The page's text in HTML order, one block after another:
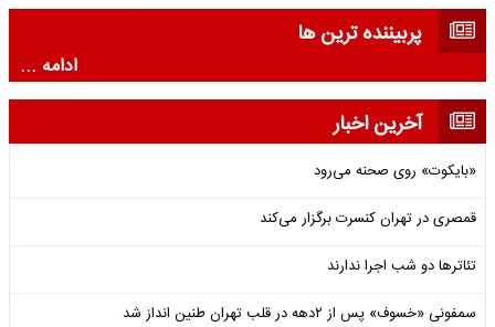
پربیننده ترین ها
ادامه ...
آخرین اخبار
«بایکوت» روی صحنه می‌رود
قمصری در تهران کنسرت برگزار می‌کند
تئاترها دو شب اجرا ندارند
سمفونی «خسوف» پس از ۲دهه در قلب تهران طنین انداز شد